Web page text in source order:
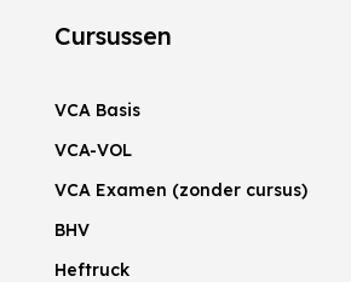
Cursussen
VCA Basis
VCA-VOL
VCA Examen (zonder cursus)
BHV
Heftruck